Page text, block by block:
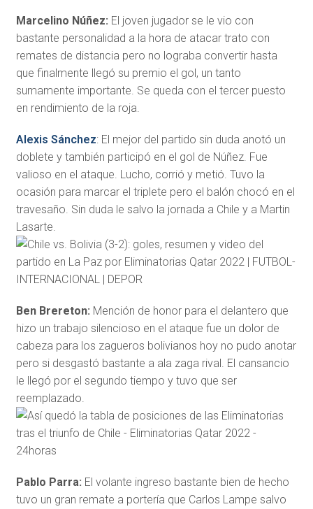
Marcelino Núñez: El joven jugador se le vio con
bastante personalidad a la hora de atacar trato con
remates de distancia pero no lograba convertir hasta
que finalmente llegó su premio el gol, un tanto
sumamente importante. Se queda con el tercer puesto
en rendimiento de la roja.
Alexis Sánchez: El mejor del partido sin duda anotó un
doblete y también participó en el gol de Núñez. Fue
valioso en el ataque. Lucho, corrió y metió. Tuvo la
ocasión para marcar el triplete pero el balón chocó en el
travesaño. Sin duda le salvo la jornada a Chile y a Martin
Lasarte.
Ben Brereton: Mención de honor para el delantero que
hizo un trabajo silencioso en el ataque fue un dolor de
cabeza para los zagueros bolivianos hoy no pudo anotar
pero si desgastó bastante a ala zaga rival. El cansancio
le llegó por el segundo tiempo y tuvo que ser
reemplazado.
Pablo Parra: El volante ingreso bastante bien de hecho
tuvo un gran remate a portería que Carlos Lampe salvo